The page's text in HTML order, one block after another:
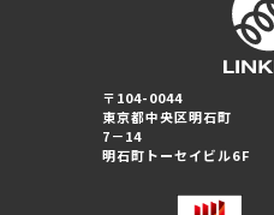
婚活パーティー（大阪）
〒104-0044
東京都中央区明石町
7－14
明石町トーセイビル6F